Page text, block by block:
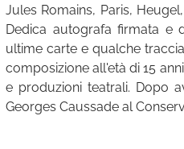
Jules Romains, Paris,
Dedica autografa firmata e
ultime carte e qualche
composizione all'età di 15
e produzioni teatrali. Dopo
Georges Caussade al